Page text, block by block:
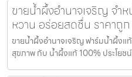
ขายน้ำผึ้งอำนาจเจริญ จำ
หวาน อร่อยสดชื่น ราคาถูก
ขายน้ำผึ้งอำนาจเจริญ ฟาร์มน้ำผึ้งแ
สุขภาพ กับ น้ำผึ้งแท้ 100% ประโยช